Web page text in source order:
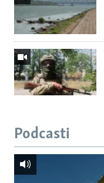
Podcasti